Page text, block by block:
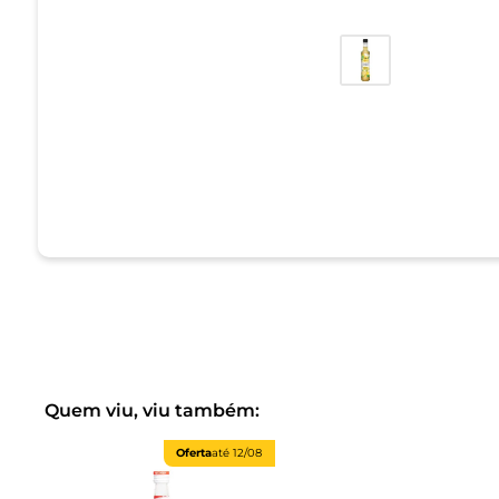
Quem viu, viu também:
Ofertaaté12/08